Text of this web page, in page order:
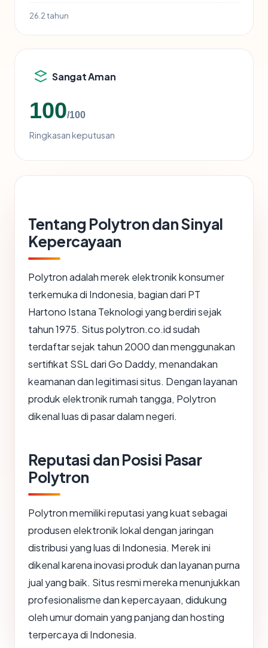
26.2 tahun
Sangat Aman
100/100
Ringkasan keputusan
Tentang Polytron dan Sinyal
Kepercayaan
Polytron adalah merek elektronik konsumer
terkemuka di Indonesia, bagian dari PT
Hartono Istana Teknologi yang berdiri sejak
tahun 1975. Situs polytron.co.id sudah
terdaftar sejak tahun 2000 dan menggunakan
sertifikat SSL dari Go Daddy, menandakan
keamanan dan legitimasi situs. Dengan layanan
produk elektronik rumah tangga, Polytron
dikenal luas di pasar dalam negeri.
Reputasi dan Posisi Pasar
Polytron
Polytron memiliki reputasi yang kuat sebagai
produsen elektronik lokal dengan jaringan
distribusi yang luas di Indonesia. Merek ini
dikenal karena inovasi produk dan layanan purna
jual yang baik. Situs resmi mereka menunjukkan
profesionalisme dan kepercayaan, didukung
oleh umur domain yang panjang dan hosting
terpercaya di Indonesia.